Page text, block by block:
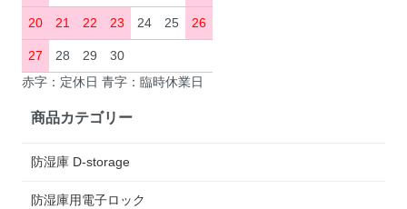
20 21 22 23 24 25 26
27 28 29
30
赤字：定休日 青字：臨時休業日
商品カテゴリー
防湿庫 D-storage
防湿庫用電子ロック